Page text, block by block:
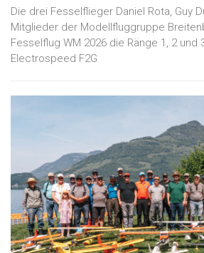
Die drei Fesselflieger Daniel Rota, Guy
Mitglieder der Modellfluggruppe
Fesselflug WM 2026 die Ränge 1, 2 und
Electrospeed F2G